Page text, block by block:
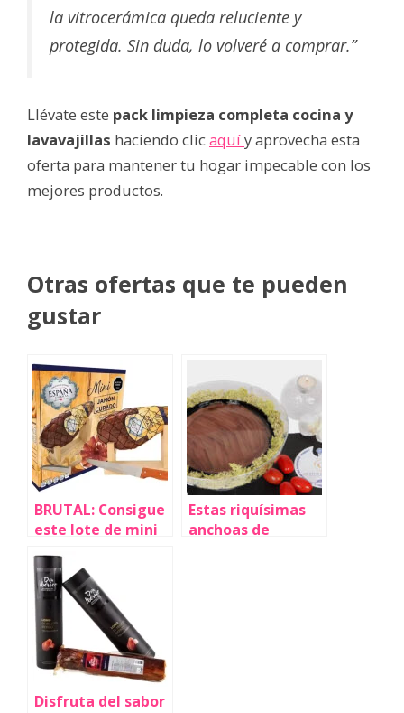
la vitrocerámica queda reluciente y
protegida. Sin duda, lo volveré a comprar.”
Llévate este pack limpieza completa cocina y
lavavajillas haciendo clicaquíy aprovecha esta
oferta para mantener tu hogar impecable con los
mejores productos.
Otras ofertas que te pueden
gustar
BRUTAL: Consigue
este lote de mini
mini jamonero y
cuchillo por menos
de 16€ con cupón
¡VA A VOLAR!
Estas riquísimas
anchoas de
Disfruta del sabor